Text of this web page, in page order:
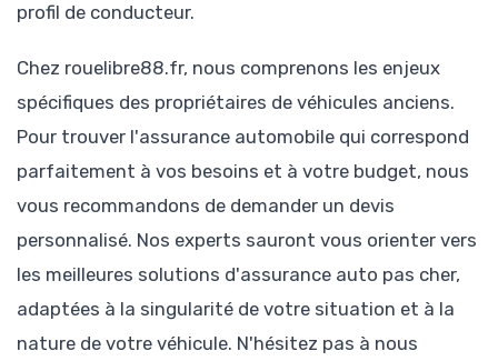
profil de conducteur.
Chez rouelibre88.fr, nous comprenons les enjeux
spécifiques des propriétaires de véhicules anciens.
Pour trouver l'assurance automobile qui correspond
parfaitement à vos besoins et à votre budget, nous
vous recommandons de demander un devis
personnalisé. Nos experts sauront vous orienter vers
les meilleures solutions d'assurance auto pas cher,
adaptées à la singularité de votre situation et à la
nature de votre véhicule. N'hésitez pas à nous